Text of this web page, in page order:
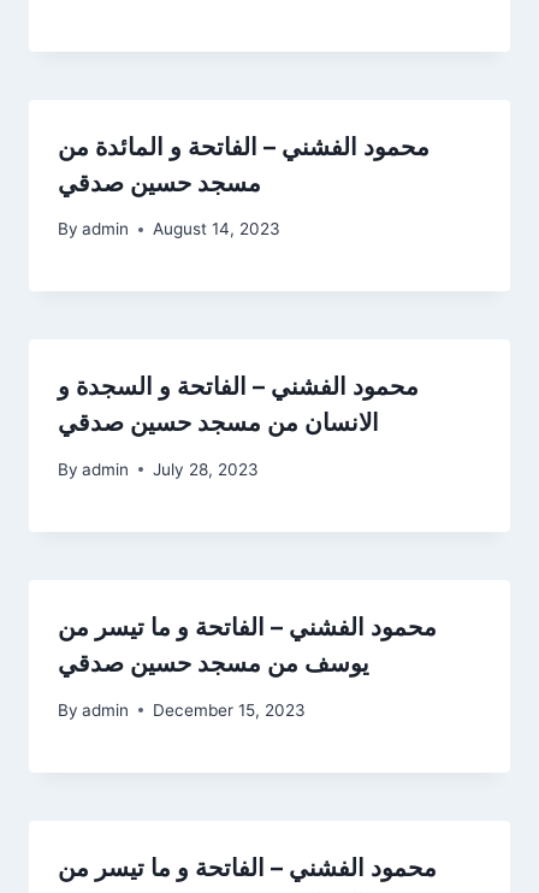
محمود الفشني – الفاتحة و المائدة من
مسجد حسين صدقي
By admin August 14, 2023
محمود الفشني – الفاتحة و السجدة و
الانسان من مسجد حسين صدقي
By admin July 28, 2023
محمود الفشني – الفاتحة و ما تيسر من
يوسف من مسجد حسين صدقي
By admin December 15, 2023
محمود الفشني – الفاتحة و ما تيسر من